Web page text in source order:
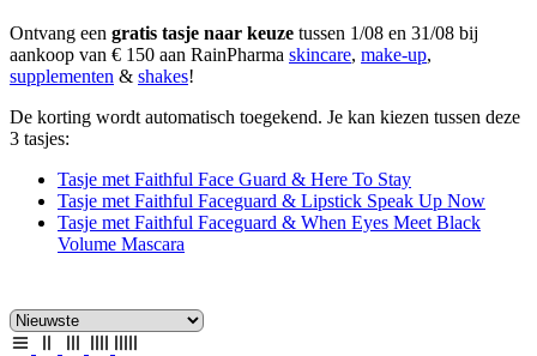
Ontvang een gratis tasje naar keuze tussen 1/08 en 31/08 bij
aankoop van € 150 aan RainPharma skincare, make-up,
supplementen & shakes!
De korting wordt automatisch toegekend. Je kan kiezen tussen deze
3 tasjes:
Tasje met Faithful Face Guard & Here To Stay
Tasje met Faithful Faceguard & Lipstick Speak Up Now
Tasje met Faithful Faceguard & When Eyes Meet Black
Volume Mascara